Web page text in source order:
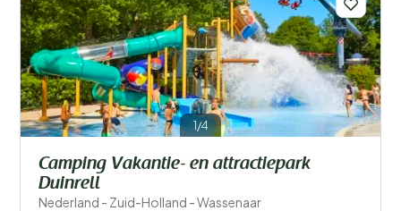
1/4
Camping Vakantie- en attractiepark
Duinrell
Nederland - Zuid-Holland - Wassenaar